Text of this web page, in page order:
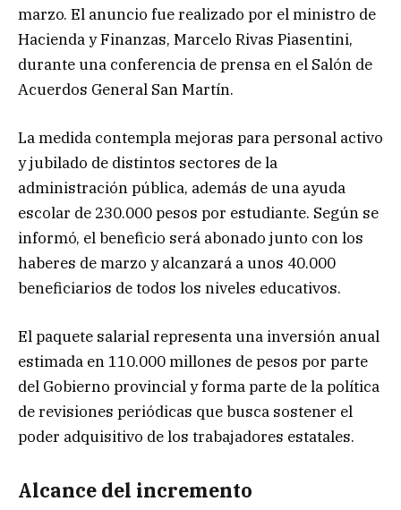
marzo. El anuncio fue realizado por el ministro de
Hacienda y Finanzas, Marcelo Rivas Piasentini,
durante una conferencia de prensa en el Salón de
Acuerdos General San Martín.
La medida contempla mejoras para personal activo
y jubilado de distintos sectores de la
administración pública, además de una ayuda
escolar de 230.000 pesos por estudiante. Según se
informó, el beneficio será abonado junto con los
haberes de marzo y alcanzará a unos 40.000
beneficiarios de todos los niveles educativos.
El paquete salarial representa una inversión anual
estimada en 110.000 millones de pesos por parte
del Gobierno provincial y forma parte de la política
de revisiones periódicas que busca sostener el
poder adquisitivo de los trabajadores estatales.
Alcance del incremento